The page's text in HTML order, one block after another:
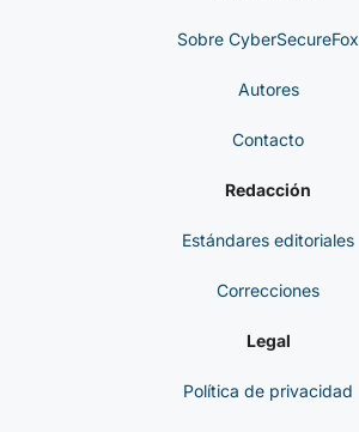
Sobre CyberSecureFox
Autores
Contacto
Redacción
Estándares editoriales
Correcciones
Legal
Política de privacidad